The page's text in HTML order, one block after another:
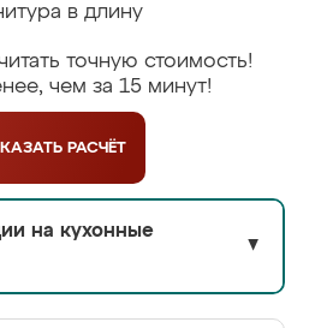
в длину
точную стоимость!
чем за 15 минут!
РАСЧЁТ
на кухонные
▼